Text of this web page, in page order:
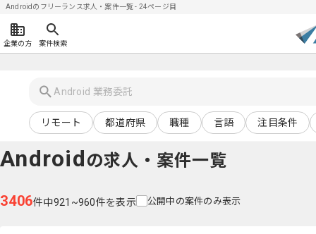
Androidのフリーランス求人・案件一覧 - 24ページ目
企業の方 案件検索
リモート 都道府県 職種 言語 注目条件
Androidの求人・案件一覧
3406件中921~960件を表示 公開中の案件のみ表示